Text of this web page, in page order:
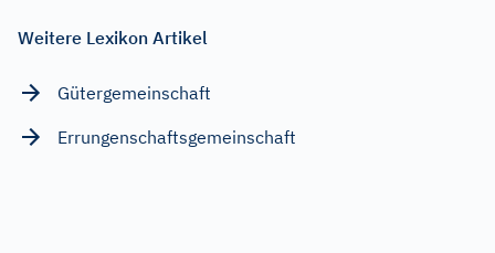
Weitere Lexikon Artikel
Gütergemeinschaft
Errungenschaftsgemeinschaft